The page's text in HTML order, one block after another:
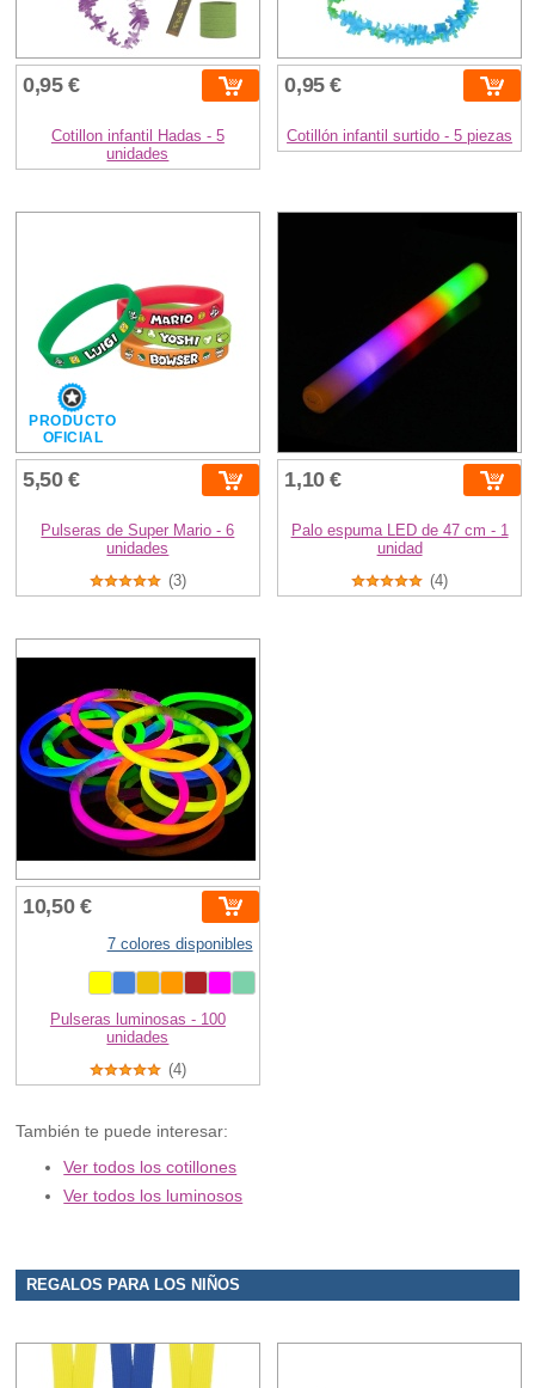
0,95 €
Cotillon infantil Hadas - 5
unidades
0,95 €
Cotillón infantil surtido - 5 piezas
PRODUCTO
OFICIAL
5,50 €
Pulseras de Super Mario - 6
unidades
(3)
1,10 €
Palo espuma LED de 47 cm - 1
unidad
(4)
10,50 €
7 colores disponibles
Pulseras luminosas - 100
unidades
(4)
También te puede interesar:
Ver todos los cotillones
Ver todos los luminosos
REGALOS PARA LOS NIÑOS